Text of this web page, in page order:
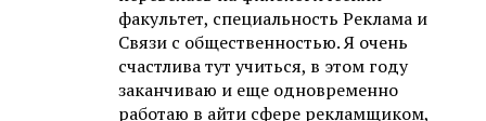
факультет, специальность Реклама и
Связи с общественностью. Я очень
счастлива тут учиться, в этом году
заканчиваю и еще одновременно
работаю в айти сфере рекламщиком,